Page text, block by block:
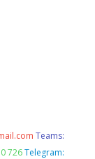
Teams:
726 Telegram: